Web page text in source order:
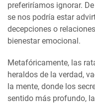
preferiríamos ignorar.
se nos podría estar
decepciones o
bienestar emocional.
Metafóricamente, las
heraldos de la verdad,
la mente, donde los
sentido más profundo,